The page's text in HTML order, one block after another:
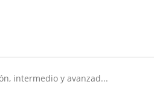
intermedio y avanzad...